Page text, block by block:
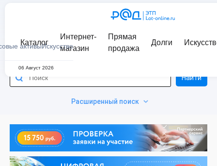
активыИскусство
Каталог
Интернет-
магазин
Прямая
продажа
Долги
06 Август 2026
Расширенный поиск
Найти